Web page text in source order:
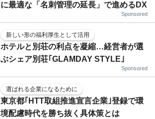
に最適な「名刺管理の延長」で進めるDX
Sponsored
新しい形の福利厚生として活用
ホテルと別荘の利点を凝縮…経営者が選
ぶシェア別荘｢GLAMDAY STYLE｣
Sponsored
選ばれる企業になるために
東京都｢HTT取組推進宣言企業｣登録で環
境配慮時代を勝ち抜く具体策とは